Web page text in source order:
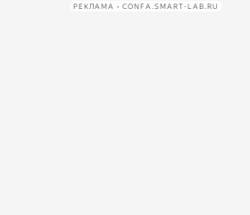
РЕКЛАМА • CONFA.SMART-LAB.RU